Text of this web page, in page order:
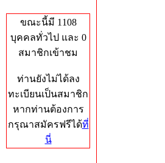
ขณะนี้มี 1108
บุคคลทั่วไป และ 0
สมาชิกเข้าชม
ท่านยังไม่ได้ลง
ทะเบียนเป็นสมาชิก
หากท่านต้องการ
กรุณาสมัครฟรีได้ที่
นี่